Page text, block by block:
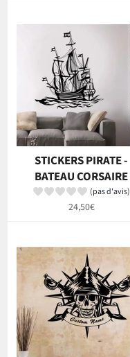
STICKERS PIRATE -
BATEAU CORSAIRE
(pas d'avis)
Prix
24,50€